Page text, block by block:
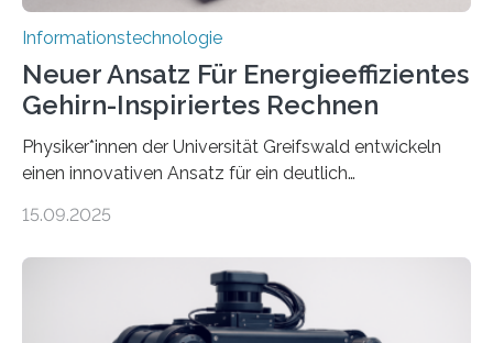
Informationstechnologie
Neuer Ansatz Für Energieeffizientes
Gehirn-Inspiriertes Rechnen
Physiker*innen der Universität Greifswald entwickeln
einen innovativen Ansatz für ein deutlich
Lösungsweg ist inspiriert vom menschlichen Gehirn. Die
stellt die heutige Computertechnik vor
Herausforderungen. Herkömmliche Silizium-
Prozessoren stoßen an ihre Grenzen: Sie verbrauchen
15.09.2025